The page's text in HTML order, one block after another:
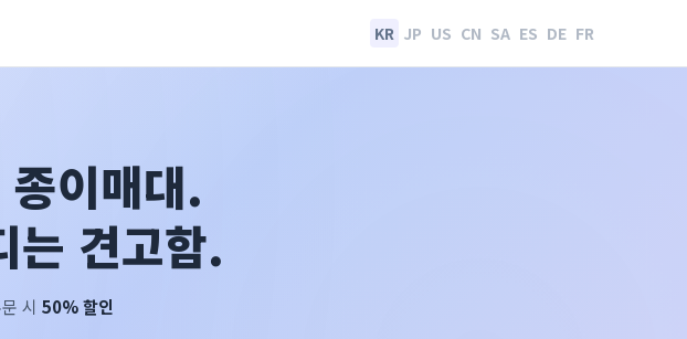
KR JP US CN SA ES DE FR
이매대.
는 견고함.
시 50% 할인